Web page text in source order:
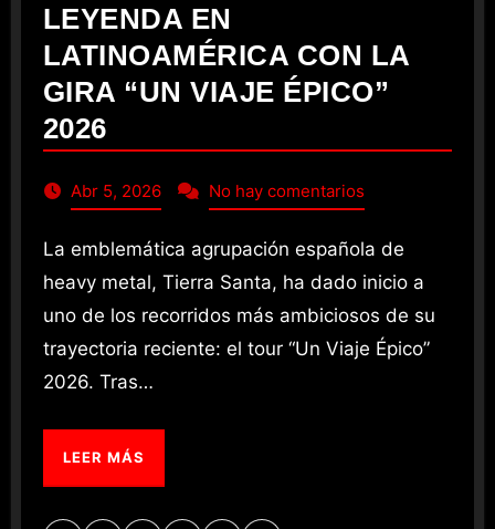
LEYENDA EN
LATINOAMÉRICA CON LA
GIRA “UN VIAJE ÉPICO”
2026
Abr 5, 2026 No hay comentarios
La emblemática agrupación española de
heavy metal, Tierra Santa, ha dado inicio a
uno de los recorridos más ambiciosos de su
trayectoria reciente: el tour “Un Viaje Épico”
2026. Tras…
LEER MÁS